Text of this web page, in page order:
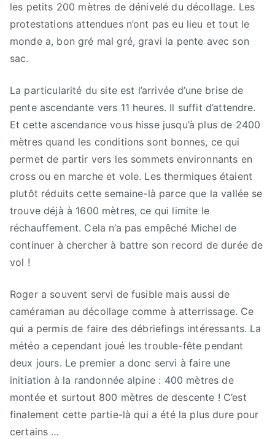
les petits 200 mètres de dénivelé du décollage. Les
protestations attendues n’ont pas eu lieu et tout le
monde a, bon gré mal gré, gravi la pente avec son
sac.
La particularité du site est l’arrivée d’une brise de
pente ascendante vers 11 heures. Il suffit d’attendre.
Et cette ascendance vous hisse jusqu’à plus de 2400
mètres quand les conditions sont bonnes, ce qui
permet de partir vers les sommets environnants en
cross ou en marche et vole. Les thermiques étaient
plutôt réduits cette semaine-là parce que la vallée se
trouve déjà à 1600 mètres, ce qui limite le
réchauffement. Cela n’a pas empêché Michel de
continuer à chercher à battre son record de durée de
vol !
Roger a souvent servi de fusible mais aussi de
caméraman au décollage comme à atterrissage. Ce
qui a permis de faire des débriefings intéressants. La
météo a cependant joué les trouble-fête pendant
deux jours. Le premier a donc servi à faire une
initiation à la randonnée alpine : 400 mètres de
montée et surtout 800 mètres de descente ! C’est
finalement cette partie-là qui a été la plus dure pour
certains …